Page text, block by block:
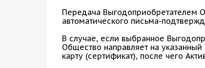
Передача Выгодоприобретателем
автоматического письма-
В случае, если выбранное
Общество направляет на
карту (сертификат), после чего